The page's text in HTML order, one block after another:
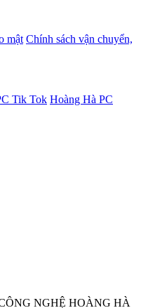
mật Chính sách vận chuyển,
Tik Tok Hoàng Hà PC
NGHỆ HOÀNG HÀ